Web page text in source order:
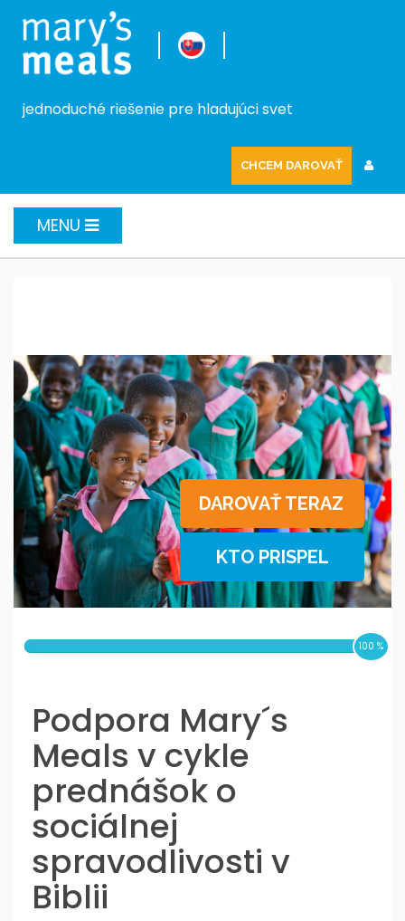
jednoduché riešenie pre hladujúci svet
CHCEM DAROVAŤ
MENU
DAROVAŤ TERAZ
KTO PRISPEL
100 %
Podpora Mary´s
Meals v cykle
prednášok o
sociálnej
spravodlivosti v
Biblii